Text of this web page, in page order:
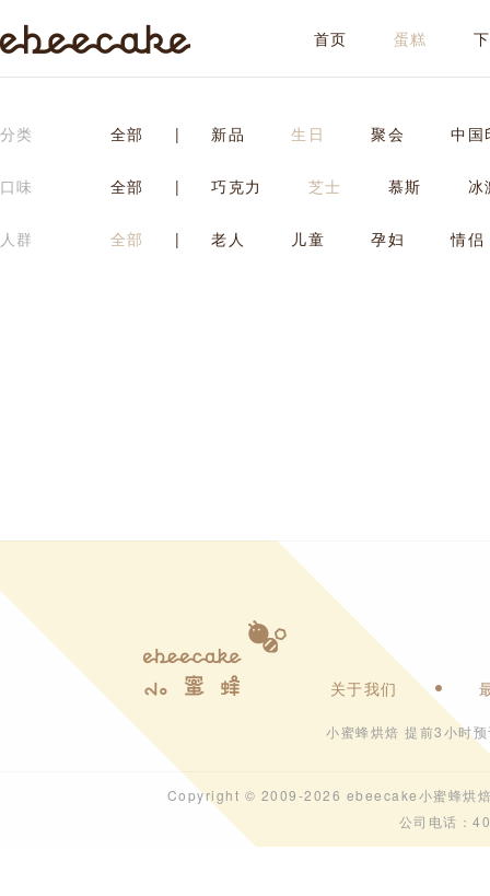
首页 蛋糕
分类 全部 | 新品 生日 聚会 中国
口味 全部 | 巧克力 芝士 慕斯 冰
人群 全部 | 老人 儿童 孕妇 情侣
关于我们
小蜜蜂烘焙 提前3小时
Copyright © 2009-2026 ebeecake小蜜蜂烘
公司电话